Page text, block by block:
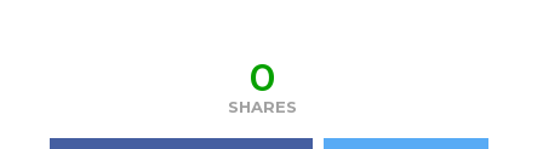
0
SHARES